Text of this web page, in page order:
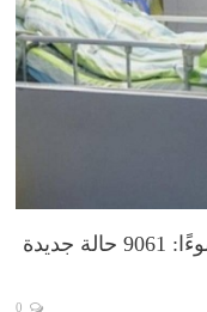
كوفيد-19 في المغرب الوضع يزداد سوءًا: 9061 حالة جديدة